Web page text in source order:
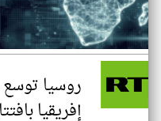
روسيا